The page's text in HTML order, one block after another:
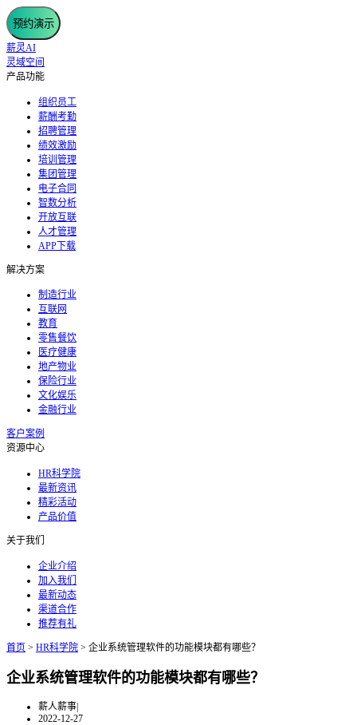
预约演示
薪灵AI
灵域空间
产品功能
组织员工
薪酬考勤
招聘管理
绩效激励
培训管理
集团管理
电子合同
智数分析
开放互联
人才管理
APP下载
解决方案
制造行业
互联网
教育
零售餐饮
医疗健康
地产物业
保险行业
文化娱乐
金融行业
客户案例
资源中心
HR科学院
最新资讯
精彩活动
产品价值
关于我们
企业介绍
加入我们
最新动态
渠道合作
推荐有礼
首页 > HR科学院 > 企业系统管理软件的功能模块都有哪些？
企业系统管理软件的功能模块都有哪些？
薪人薪事|
2022-12-27